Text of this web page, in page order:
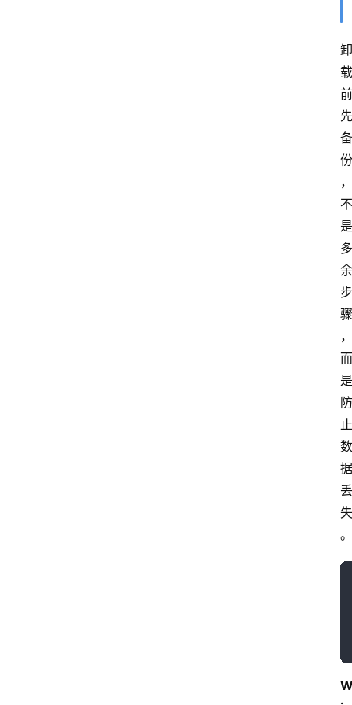
卸
载
前
先
备
份
，
不
是
多
余
步
骤
，
而
是
防
止
数
据
丢
失
。